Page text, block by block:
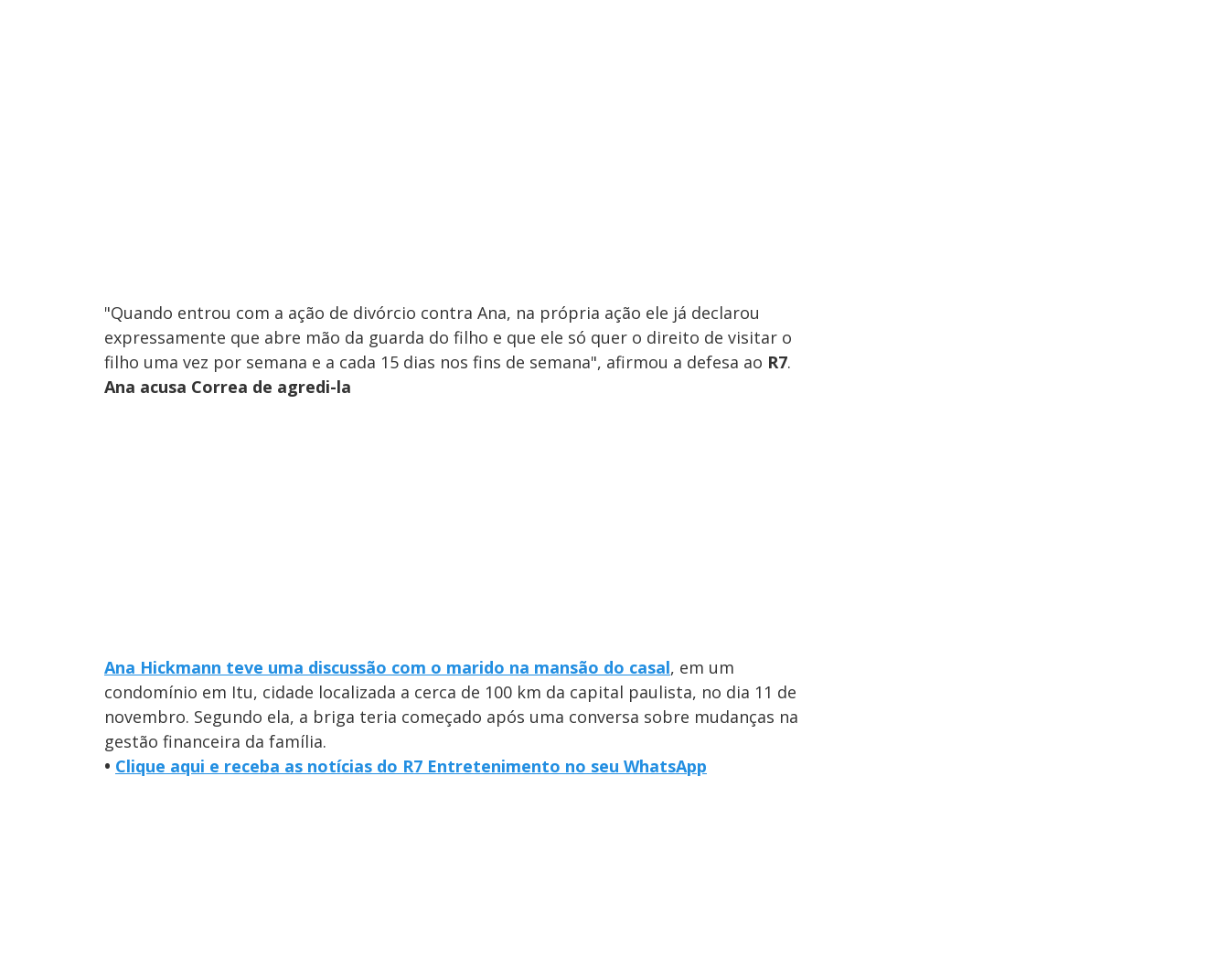
"Quando entrou com a ação de divórcio contra Ana, na própria ação ele já declarou
expressamente que abre mão da guarda do filho e que ele só quer o direito de visitar o
filho uma vez por semana e a cada 15 dias nos fins de semana", afirmou a defesa ao R7.
Ana acusa Correa de agredi-la
Ana Hickmann teve uma discussão com o marido na mansão do casal, em um
condomínio em Itu, cidade localizada a cerca de 100 km da capital paulista, no dia 11 de
novembro. Segundo ela, a briga teria começado após uma conversa sobre mudanças na
gestão financeira da família.
• Clique aqui e receba as notícias do R7 Entretenimento no seu WhatsApp